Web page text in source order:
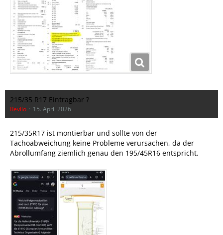
215/35 R17 Eintragbar ?
Revilo 15. April 2026
215/35R17 ist montierbar und sollte von der
Tachoabweichung keine Probleme verursachen, da der
Abrollumfang ziemlich genau den 195/45R16 entspricht.